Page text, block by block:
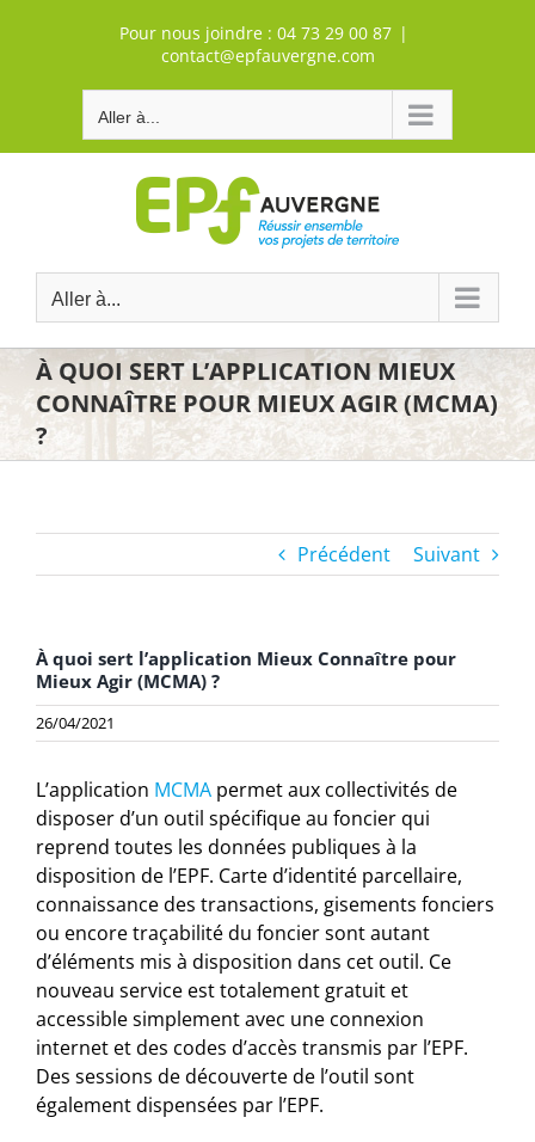
Pour nous joindre : 04 73 29 00 87 |
contact@epfauvergne.com
Aller à...
Aller à...
À QUOI SERT L’APPLICATION MIEUX
CONNAÎTRE POUR MIEUX AGIR (MCMA)
?
Précédent Suivant
À quoi sert l’application Mieux Connaître pour
Mieux Agir (MCMA) ?
26/04/2021
L’application MCMA permet aux collectivités de
disposer d’un outil spécifique au foncier qui
reprend toutes les données publiques à la
disposition de l’EPF. Carte d’identité parcellaire,
connaissance des transactions, gisements fonciers
ou encore traçabilité du foncier sont autant
d’éléments mis à disposition dans cet outil. Ce
nouveau service est totalement gratuit et
accessible simplement avec une connexion
internet et des codes d’accès transmis par l’EPF.
Des sessions de découverte de l’outil sont
également dispensées par l’EPF.